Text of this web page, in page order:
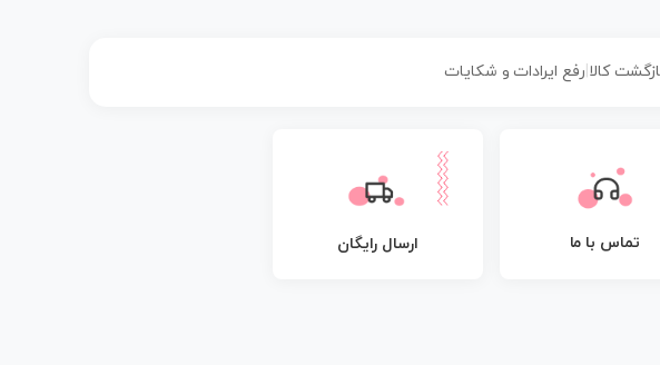
کالا رفع ایرادات و شکایات
تماس با ما ارسال رایگان